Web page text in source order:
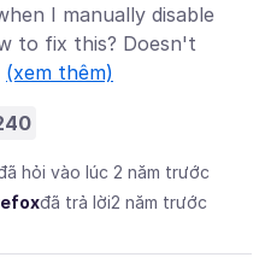
I manually disable
to fix this? Doesn't
(xem thêm)
hỏi vào lúc 2 năm trước
đã trả lời2 năm trước